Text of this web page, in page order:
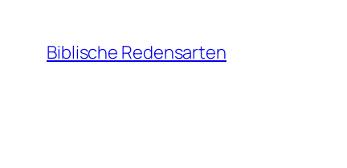
Inhalt
springen
Biblische Redensarten